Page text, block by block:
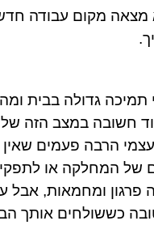
מקום עבודה חדש
גדולה בבית
במצב הזה של
הרבה פעמים שאין
של המחלקה או לתפקיד
ומחמאות, אבל
כששולחים אותך